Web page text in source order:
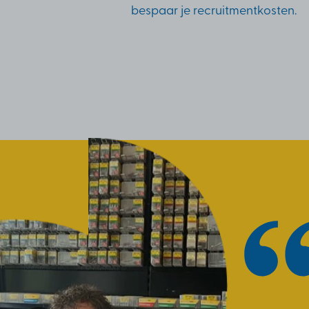
bespaar je recruitmentkosten.